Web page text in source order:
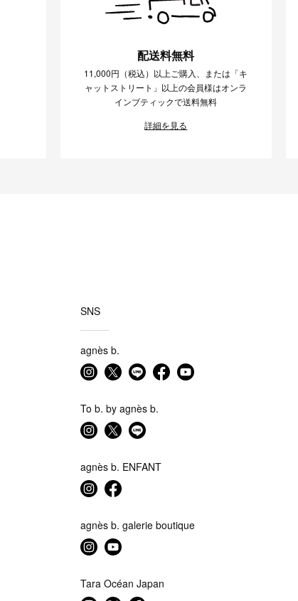
配送料無料
11,000円（税込）以上ご購入、または「キ
ャットストリート」以上の会員様はオンラ
インブティックで送料無料
詳細を見る
SNS
agnès b.
To b. by agnès b.
agnès b. ENFANT
agnès b. galerie boutique
Tara Océan Japan